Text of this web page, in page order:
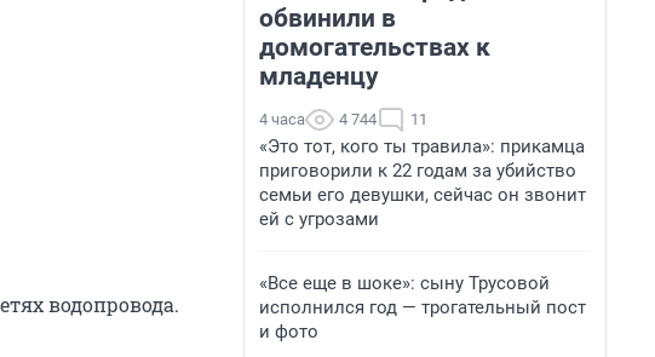
водопровода.
обвинили в
домогательствах к
младенцу
4 часа 4 744 11
«Это тот, кого ты травила»: прикамца
приговорили к 22 годам за убийство
семьи его девушки, сейчас он звонит
ей с угрозами
«Все еще в шоке»: сыну Трусовой
исполнился год — трогательный пост
и фото